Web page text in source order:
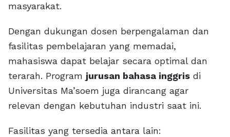
masyarakat.
Dengan dukungan dosen berpengalaman dan
fasilitas pembelajaran yang memadai,
mahasiswa dapat belajar secara optimal dan
terarah. Program jurusan bahasa inggris di
Universitas Ma’soem juga dirancang agar
relevan dengan kebutuhan industri saat ini.
Fasilitas yang tersedia antara lain: